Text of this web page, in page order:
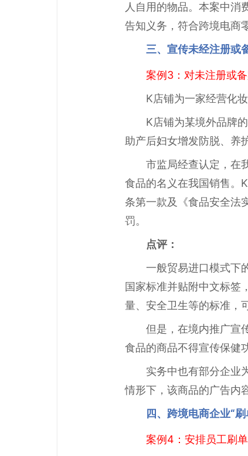
人自用的物品。本案中消
告知义务，符合跨境电商
三、宣传未经注册或
案例3：对未注册或
K店铺为一家经营化
K店铺为某境外品牌
助产后妇女增发防脱、养
市监局经查认定，在
食品的名义在我国销售。
条第一款及《食品安全法
罚。
点评：
一般贸易进口模式下
国家标准并贴附中文标签
量、安全卫生等的标准，
但是，在境内推广宣
食品的商品不得宣传保健
实务中也有部分企业
情形下，该商品的广告内
四、跨境电商企业“
案例4：安排员工刷